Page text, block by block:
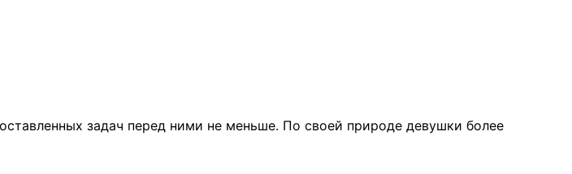
задач перед ними не меньше. По своей природе девушки более